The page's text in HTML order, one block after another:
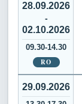
28.09.2026
-
02.10.2026
09.30-14.30
RO
29.09.2026